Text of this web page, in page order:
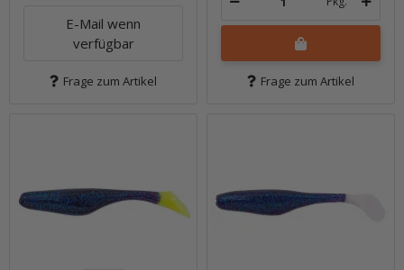
E-Mail wenn
verfügbar
Frage zum Artikel Frage zum Artikel